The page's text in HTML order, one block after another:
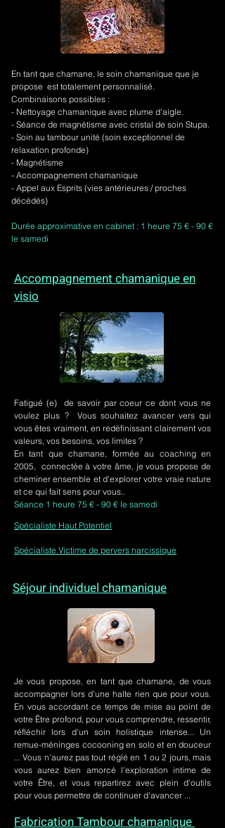
En tant que chamane, le soin chamanique que je
propose est totalement personnalisé.
Combinaisons possibles :
- Nettoyage chamanique avec plume d'aigle.
- Séance de magnétisme avec cristal de soin Stupa.
- Soin au tambour unité (soin exceptionnel de
relaxation profonde)
- Magnétisme
- Accompagnement chamanique
- Appel aux Esprits (vies antérieures / proches
décédés)
Durée approximative en cabinet : 1 heure 75 € - 90 €
le samedi
Accompagnement chamanique en
visio
Fatigué (e) de savoir par coeur ce dont vous ne
voulez plus ? Vous souhaitez avancer vers qui
vous êtes vraiment, en redéfinissant clairement vos
valeurs, vos besoins, vos limites ?
En tant que chamane, formée au coaching en
2005, connectée à votre âme, je vous propose de
cheminer ensemble et d'explorer votre vraie nature
et ce qui fait sens pour vous..
Séance 1 heure 75 € - 90 € le samedi
Spécialiste Haut Potentiel
Spécialiste Victime de pervers narcissique
Séjour individuel chamanique
Je vous propose, en tant que chamane, de vous
accompagner lors d'une halte rien que pour vous.
En vous accordant ce temps de mise au point de
votre Être profond, pour vous comprendre, ressentir,
réfléchir lors d'un soin holistique intense... Un
remue-méninges cocooning en solo et en douceur
... Vous n'aurez pas tout réglé en 1 ou 2 jours, mais
vous aurez bien amorcé l'exploration intime de
votre Être, et vous repartirez avec plein d'outils
pour vous permettre de continuer d'avancer ...
Fabrication Tambour chamanique